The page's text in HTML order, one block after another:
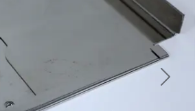
Next